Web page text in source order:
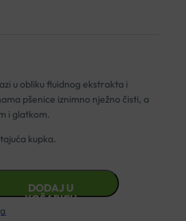
u obliku fluidnog ekstrakta i
pšenice iznimno nježno čisti, a
i glatkom.
kupka.
DODAJ U
KOŠARICU